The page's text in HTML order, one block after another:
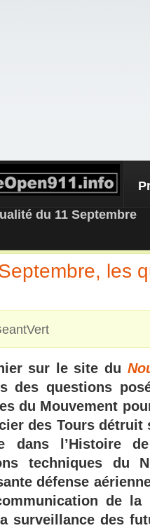
NEWS
du 11 Septembre
les
sur le site du
des questions
du Mouvement
des Tours détruit
dans
techniques du
défense
de
surveillance des